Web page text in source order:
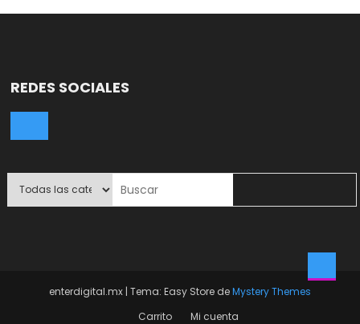
REDES SOCIALES
enterdigital.mx | Tema: Easy Store deMystery Themes
Carrito
Mi cuenta